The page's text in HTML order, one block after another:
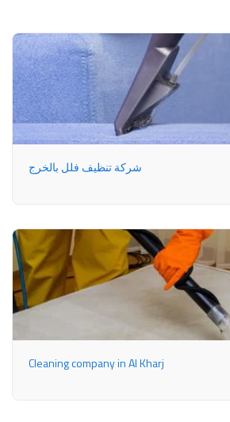
شركة تنظيف فلل بالخرج
Cleaning company in Al Kharj